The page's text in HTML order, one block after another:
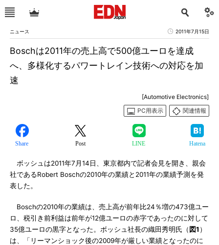
ニュース 2011年7月15日
Boschは2011年の売上高で500億ユーロを達成
へ、多様化するパワートレイン技術への対応を加
速
[Automotive Electronics]
PC用表示
関連情報
Share Post LINE Hatena
ボッシュは2011年7月14日、東京都内で記者会見を開き、親会
社であるRobert Boschの2010年の業績と2011年の業績予測を発
表した。
Boschの2010年の業績は、売上高が前年比24％増の473億ユー
ロ、税引き前利益は前年が12億ユーロの赤字であったのに対して
35億ユーロの黒字となった。ボッシュ社長の織田秀明氏（ 図1 ）
は、「リーマンショック後の2009年が厳しい業績となったのに